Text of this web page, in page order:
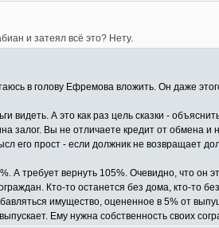
и затеял всё это? Нету.
в голову Ефремова вложить. Он даже
видеть. А это как раз цель сказки -
залог. Вы не отличаете кредит от обмена
его прост - если должник не возвращает
А требует вернуть 105%. Очевидно, что он
Кто-то останется без дома, кто-то
имущество, оцененное в 5% от
Ему нужна собственность своих